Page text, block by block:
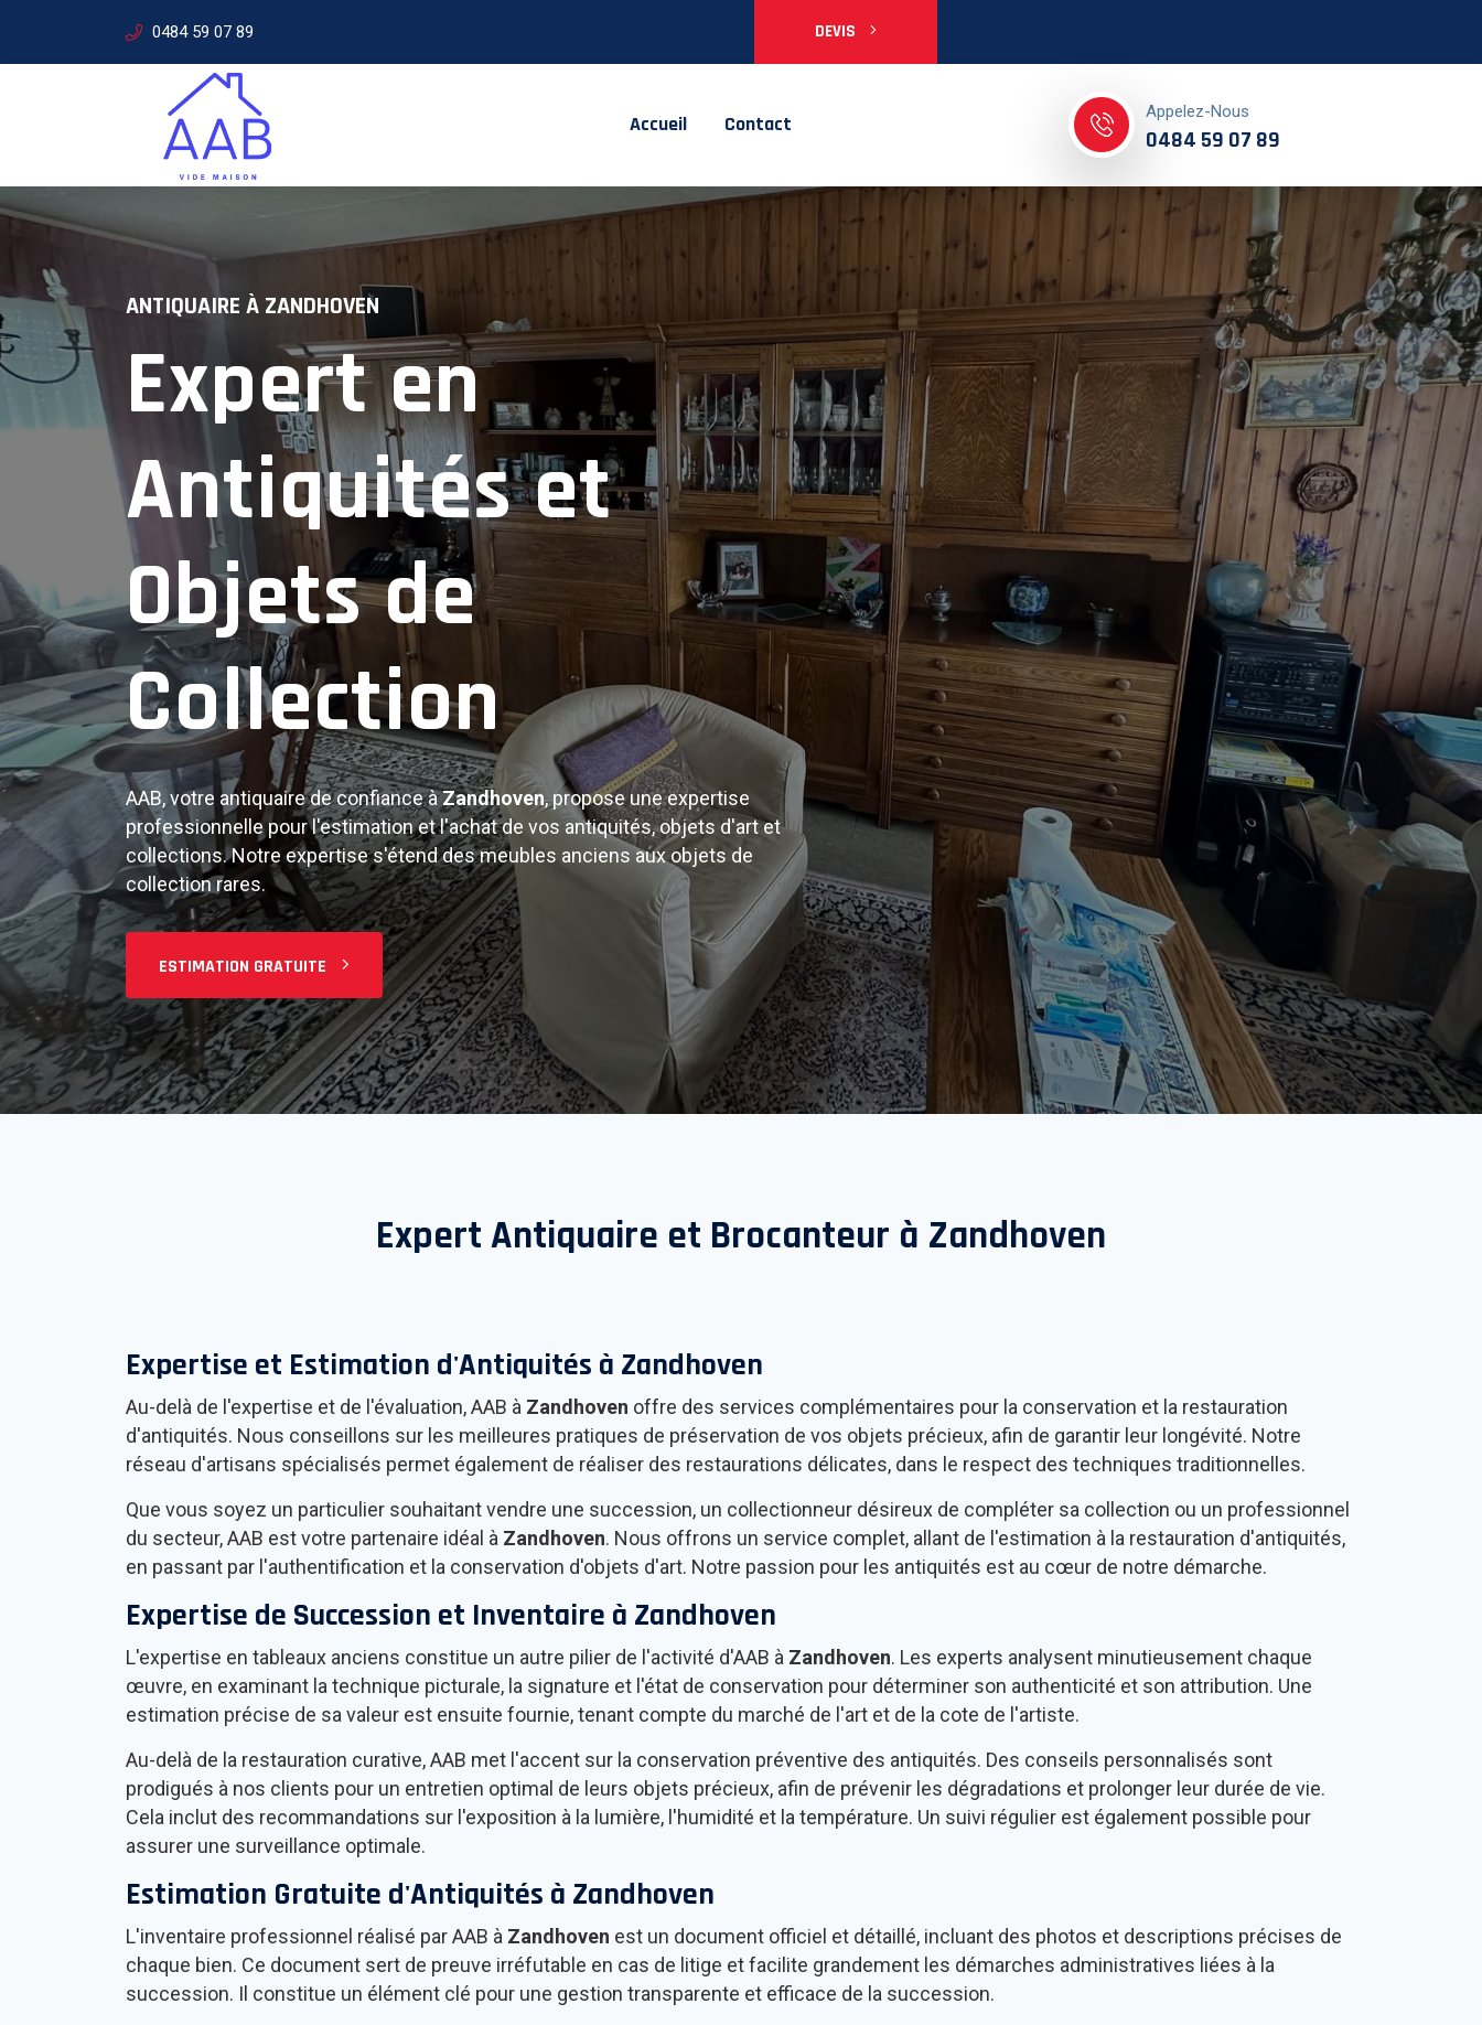
0484 59 07 89 DEVIS
Accueil Contact Appelez-Nous
0484 59 07 89
ANTIQUAIRE À ZANDHOVEN
Expert en
Antiquités et
Objets de
Collection
AAB, votre antiquaire de confiance àZandhoven, propose une expertise
professionnelle pour l'estimation et l'achat de vos antiquités, objets d'art et
collections. Notre expertise s'étend des meubles anciens aux objets de
collection rares.
ESTIMATION GRATUITE
SERVICES D'ANTIQUAIRE
Expertise en
Objets Anciens
Notre expertise couvre tous types d'antiquités : meubles anciens, tableaux,
objets d'art, bijoux, argenterie, et objets de collection. Bénéficiez d'une
estimation juste et professionnelle de vos biens.
FAIRE ESTIMER
Expert Antiquaire et Brocanteur à Zandhoven
Expertise et Estimation d'Antiquités à Zandhoven
Au-delà de l'expertise et de l'évaluation, AAB à Zandhoven offre des services complémentaires pour la conservation et la restauration
d'antiquités. Nous conseillons sur les meilleures pratiques de préservation de vos objets précieux, afin de garantir leur longévité. Notre
réseau d'artisans spécialisés permet également de réaliser des restaurations délicates, dans le respect des techniques traditionnelles.
Que vous soyez un particulier souhaitant vendre une succession, un collectionneur désireux de compléter sa collection ou un professionnel
du secteur, AAB est votre partenaire idéal à Zandhoven. Nous offrons un service complet, allant de l'estimation à la restauration d'antiquités,
en passant par l'authentification et la conservation d'objets d'art. Notre passion pour les antiquités est au cœur de notre démarche.
Expertise de Succession et Inventaire à Zandhoven
L'expertise en tableaux anciens constitue un autre pilier de l'activité d'AAB à Zandhoven. Les experts analysent minutieusement chaque
œuvre, en examinant la technique picturale, la signature et l'état de conservation pour déterminer son authenticité et son attribution. Une
estimation précise de sa valeur est ensuite fournie, tenant compte du marché de l'art et de la cote de l'artiste.
Au-delà de la restauration curative, AAB met l'accent sur la conservation préventive des antiquités. Des conseils personnalisés sont
prodigués à nos clients pour un entretien optimal de leurs objets précieux, afin de prévenir les dégradations et prolonger leur durée de vie.
Cela inclut des recommandations sur l'exposition à la lumière, l'humidité et la température. Un suivi régulier est également possible pour
assurer une surveillance optimale.
Estimation Gratuite d'Antiquités à Zandhoven
L'inventaire professionnel réalisé par AAB à Zandhoven est un document officiel et détaillé, incluant des photos et descriptions précises de
chaque bien. Ce document sert de preuve irréfutable en cas de litige et facilite grandement les démarches administratives liées à la
succession. Il constitue un élément clé pour une gestion transparente et efficace de la succession.